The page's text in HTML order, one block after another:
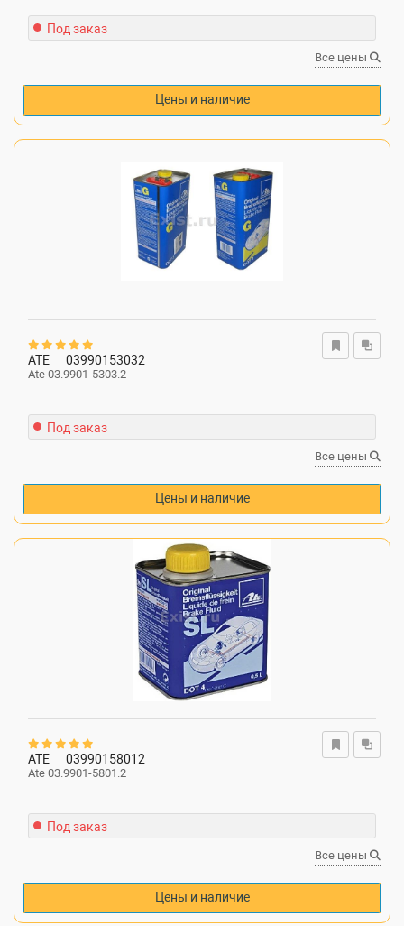
Под заказ
Все цены
Цены и наличие
ATE 03990153032
Ate 03.9901-5303.2
Под заказ
Все цены
Цены и наличие
ATE 03990158012
Ate 03.9901-5801.2
Под заказ
Все цены
Цены и наличие